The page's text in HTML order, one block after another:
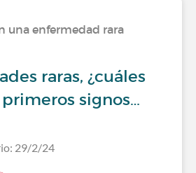
una enfermedad rara
raras, ¿cuáles
signos…
29/2/24